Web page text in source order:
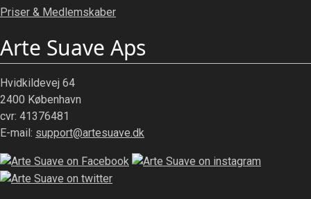
Priser & Medlemskaber
Arte Suave Aps
Hvidkildevej 64
2400 København
cvr: 41376481
E-mail: support@artesuave.dk